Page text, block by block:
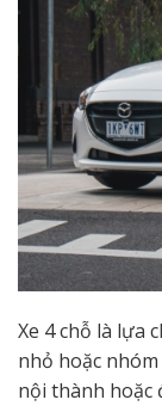
Xe 4 chỗ là lựa
nhỏ hoặc
nội thành hoặc